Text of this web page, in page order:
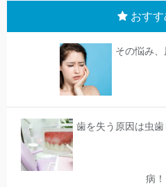
おす
その悩み
歯を失う原因は虫
病！